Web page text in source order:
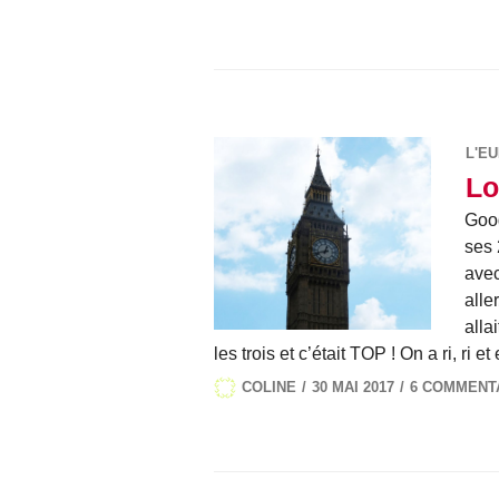
ses
les trois et c’était TOP ! On a ri, ri
COLINE 30 MAI 2017 6